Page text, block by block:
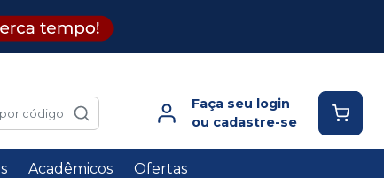
código
Faça seu login
ou cadastre-se
Acadêmicos Ofertas